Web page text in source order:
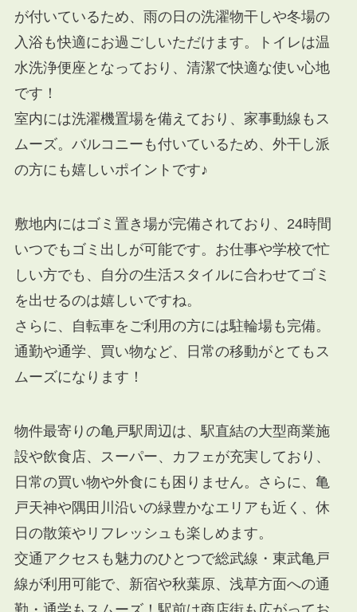
が付いているため、雨の日の洗濯物干しや冬場の
入浴も快適にお過ごしいただけます。トイレは温
水洗浄便座となっており、清潔で快適な使い心地
です！
室内には洗濯機置場を備えており、家事動線もス
ムーズ。バルコニーも付いているため、外干し派
の方にも嬉しいポイントです♪
敷地内にはゴミ置き場が完備されており、24時間
いつでもゴミ出しが可能です。お仕事や学校で忙
しい方でも、自分の生活スタイルに合わせてゴミ
を出せるのは嬉しいですね。
さらに、自転車をご利用の方には駐輪場も完備。
通勤や通学、買い物など、日常の移動がとてもス
ムーズになります！
物件最寄りの亀戸駅周辺は、駅直結の大型商業施
設や飲食店、スーパー、カフェが充実しており、
日常の買い物や外食にも困りません。さらに、亀
戸天神や隅田川沿いの緑豊かなエリアも近く、休
日の散策やリフレッシュも楽しめます。
交通アクセスも魅力のひとつで総武線・東武亀戸
線が利用可能で、新宿や秋葉原、浅草方面への通